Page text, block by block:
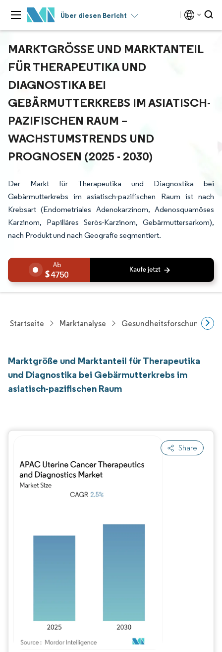
Über diesen Bericht
MARKTGRÖSSE UND MARKTANTEIL F
ÜR THERAPEUTIKA UND D
IAGNOSTIKA BEI G
EBÄRMUTTERKREBS IM ASIATISCH-P
AZIFISCHEN RAUM – W
ACHSTUMSTRENDS UND P
ROGNOSEN (2025 - 2030)
Der Markt für Therapeutika und Diagnostika bei
Gebärmutterkrebs im asiatisch-pazifischen Raum ist nach
Krebsart (Endometriales Adenokarzinom, Adenosquamöses
Karzinom, Papilläres Serös-Karzinom, Gebärmuttersarkom),
nach Produkt und nach Geografie segmentiert.
4750
Startseite Marktanalyse Gesundheitsforschung
Marktgröße und Marktanteil für Therapeutika
und Diagnostika bei Gebärmutterkrebs im
asiatisch-pazifischen Raum
Share